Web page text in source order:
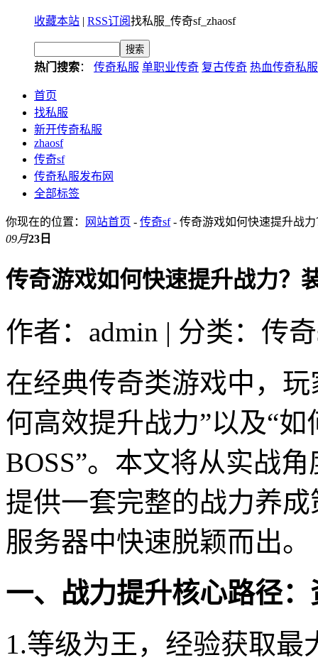
收藏本站 | RSS订阅找私服_传奇sf_zhaosf
热门搜索： 传奇私服 单职业传奇 复古传奇 热血传奇私服
首页
找私服
新开传奇私服
zhaosf
传奇sf
传奇私服发布网
全部标签
你现在的位置： 网站首页 - 传奇sf- 传奇游戏如何快速提升战
09月23日
传奇游戏如何快速提升战力？
作者：admin | 分类：传
在经典传奇类游戏中，
何高效提升战力”以及“
BOSS”。本文将从实战
提供一套完整的战力养
服务器中快速脱颖而出。
一、战力提升核心路径
1.等级为王，经验获取最